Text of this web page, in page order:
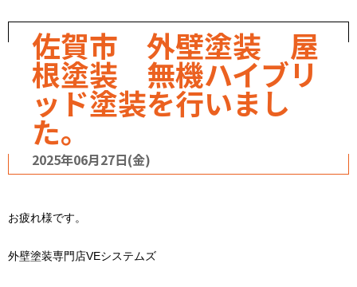
佐賀市 外壁塗装 屋
根塗装 無機ハイブリ
ッド塗装を行いまし
た。
2025年06月27日(金)
お疲れ様です。
外壁塗装専門店VEシステムズ